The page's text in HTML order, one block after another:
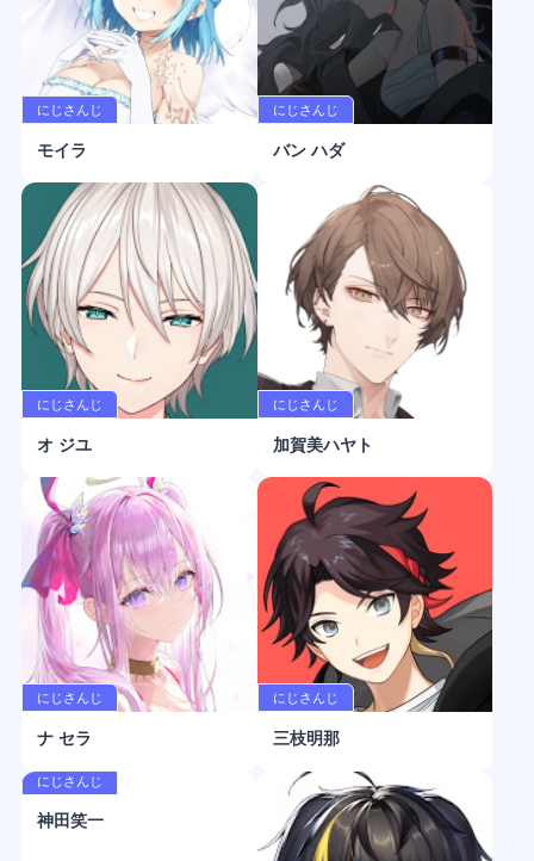
にじさんじ
モイラ
にじさんじ
バン ハダ
にじさんじ
オ ジユ
にじさんじ
加賀美ハヤト
にじさんじ
ナ セラ
にじさんじ
三枝明那
にじさんじ
神田笑一